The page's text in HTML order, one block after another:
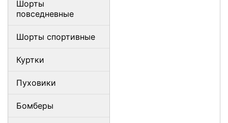
Шорты
повседневные
Шорты спортивные
Куртки
Пуховики
Бомберы